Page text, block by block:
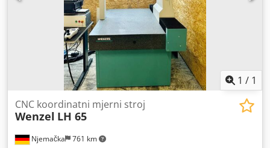
1 / 1
Njemačka 761 km
CNC koordinatni mjerni stroj
Wenzel LH 65